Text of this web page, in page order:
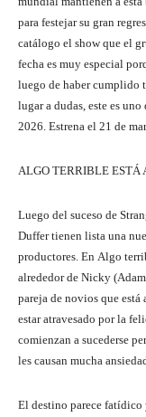
para festejar su gran
catálogo el show que el
fecha es muy especial
luego de haber
lugar a dudas, este es
2026. Estrena el 21 de
ALGO TERRIBLE ESTÁ
Luego del suceso de
Duffer tienen lista una
productores. En Algo
alrededor de Nicky
pareja de novios que está
estar atravesado por la
comienzan a sucederse
les causan mucha
El destino parece fatídico